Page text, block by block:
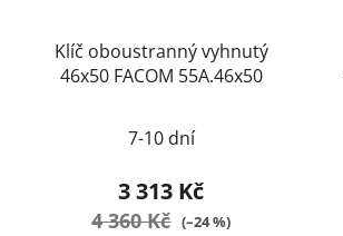
Klíč oboustranný vyhnutý
46x50 FACOM 55A.46x50
7-10 dní
3 313 Kč
4 360 Kč (–24 %)